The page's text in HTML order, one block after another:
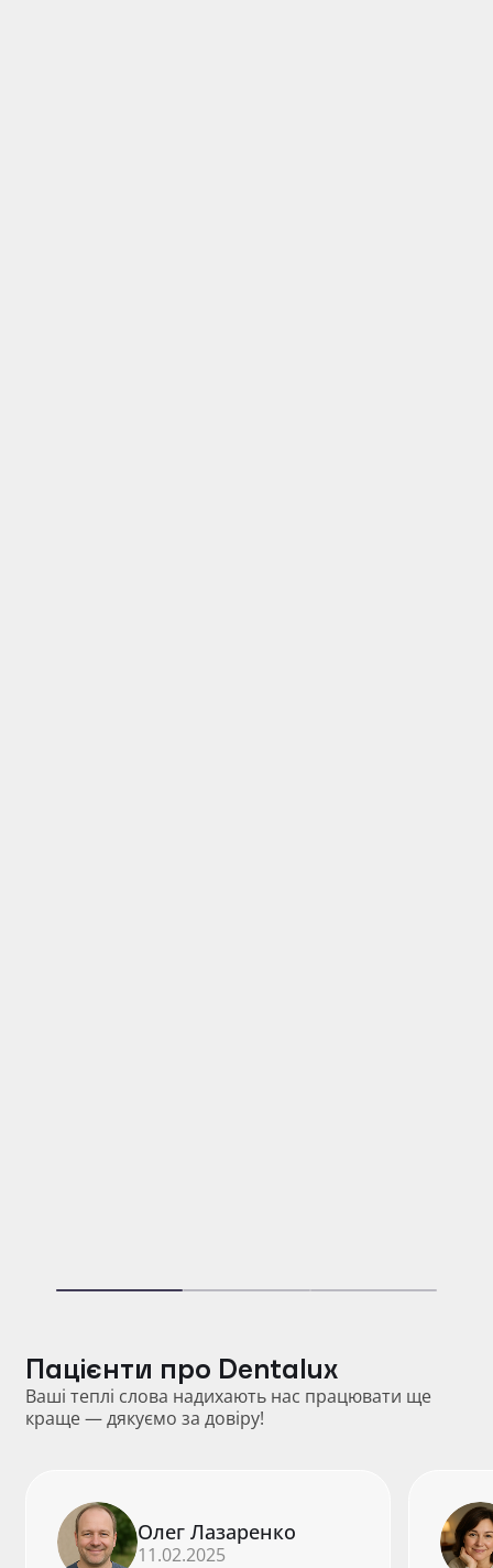
Пацієнти про Dentalux
Ваші теплі слова надихають нас працювати ще
краще — дякуємо за довіру!
Олег Лазаренко
11.02.2025